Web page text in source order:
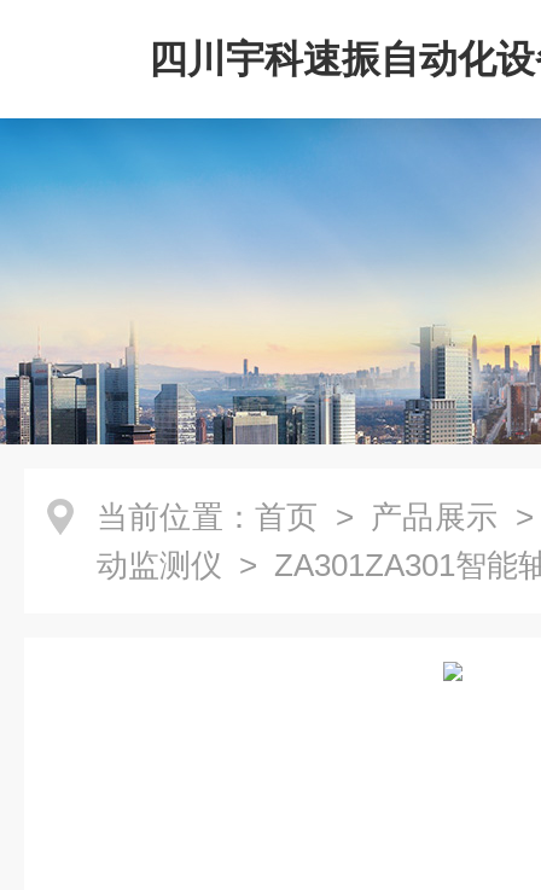
四川宇科速振自动化
公司
当前位置： 首页 > 产品展示
动监测仪 > ZA301ZA301智能